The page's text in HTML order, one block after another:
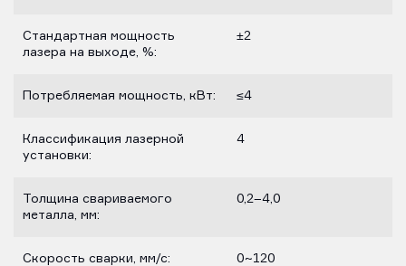
Стандартная мощность
лазера на выходе, %:
±2
Потребляемая мощность, кВт: ≤4
Классификация лазерной
установки:
4
Толщина свариваемого
металла, мм:
0,2–4,0
Скорость сварки, мм/с: 0~120